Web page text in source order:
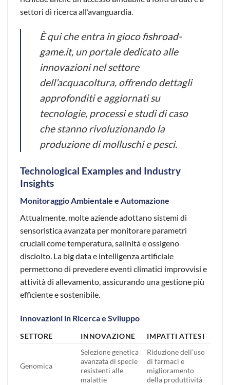
settori di ricerca all’avanguardia.
È qui che entra in gioco fishroad-
game.it, un portale dedicato alle
innovazioni nel settore
dell’acquacoltura, offrendo dettagli
approfonditi e aggiornati su
tecnologie, processi e studi di caso
che stanno rivoluzionando la
produzione di molluschi e pesci.
Technological Examples and Industry
Insights
Monitoraggio Ambientale e Automazione
Attualmente, molte aziende adottano sistemi di
sensoristica avanzata per monitorare parametri
cruciali come temperatura, salinità e ossigeno
disciolto. La big datae intelligenza artificiale
permettono di prevedere eventi climatici improvvisi e
attività di allevamento, assicurando una gestione più
efficiente e sostenibile.
Innovazioni in Ricerca e Sviluppo
SETTORE INNOVAZIONE IMPATTI ATTESI
Genomica
Selezione genetica
avanzata di specie
resistenti alle
malattie
Riduzione dell’uso
di farmaci e
miglioramento
della produttività